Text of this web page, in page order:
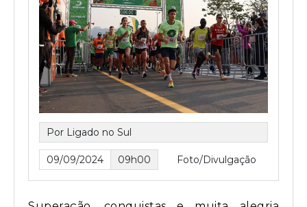
Por Ligado no Sul
09/09/2024 09h00 Foto/Divulgação